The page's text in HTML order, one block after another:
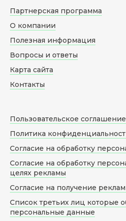
Партнерская программа
О компании
Полезная информация
Вопросы и ответы
Карта сайта
Контакты
Пользовательское соглашение
Политика
Согласие на обработку
Согласие на обработку
целях рекламы
Согласие на получение
Список третьих лиц которые
персональные данные